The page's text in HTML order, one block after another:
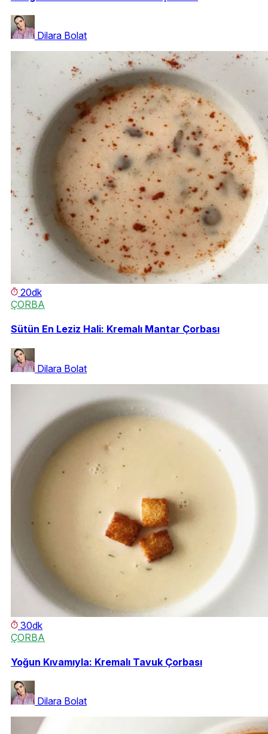
Dilara Bolat
20dk
ÇORBA
Sütün En Leziz Hali: Kremalı Mantar Çorbası
Dilara Bolat
30dk
ÇORBA
Yoğun Kıvamıyla: Kremalı Tavuk Çorbası
Dilara Bolat